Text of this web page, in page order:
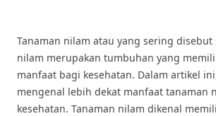
Tanaman nilam atau yang sering disebut
nilam merupakan tumbuhan yang
manfaat bagi kesehatan. Dalam artikel
mengenal lebih dekat manfaat tanaman
kesehatan. Tanaman nilam dikenal